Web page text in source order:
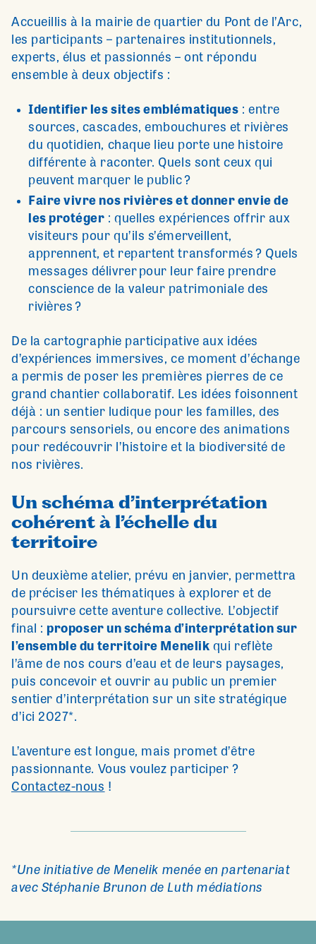
Accueillis à la mairie de quartier du Pont de l’Arc,
les participants – partenaires institutionnels,
experts, élus et passionnés – ont répondu
ensemble à deux objectifs :
Identifier les sites emblématiques : entre
sources, cascades, embouchures et rivières
du quotidien, chaque lieu porte une histoire
différente à raconter. Quels sont ceux qui
peuvent marquer le public ?
Faire vivre nos rivières et donner envie de
les protéger : quelles expériences offrir aux
visiteurs pour qu’ils s’émerveillent,
apprennent, et repartent transformés ? Quels
messages délivrer pour leur faire prendre
conscience de la valeur patrimoniale des
rivières ?
De la cartographie participative aux idées
d’expériences immersives, ce moment d’échange
a permis de poser les premières pierres de ce
grand chantier collaboratif. Les idées foisonnent
déjà : un sentier ludique pour les familles, des
parcours sensoriels, ou encore des animations
pour redécouvrir l’histoire et la biodiversité de
nos rivières.
Un schéma d’interprétation
cohérent à l’échelle du
territoire
Un deuxième atelier, prévu en janvier, permettra
de préciser les thématiques à explorer et de
poursuivre cette aventure collective. L’objectif
final : proposer un schéma d’interprétation sur
l’ensemble du territoire Menelik qui reflète
l’âme de nos cours d’eau et de leurs paysages,
puis concevoir et ouvrir au public un premier
sentier d’interprétation sur un site stratégique
d’ici 2027*.
L’aventure est longue, mais promet d’être
passionnante. Vous voulez participer ?
Contactez-nous!
*Une initiative de Menelik menée en partenariat
avec Stéphanie Brunon de Luth médiations